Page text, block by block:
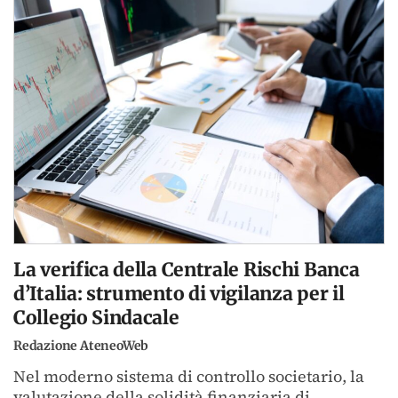
La verifica della Centrale Rischi Banca
d’Italia: strumento di vigilanza per il
Collegio Sindacale
Redazione AteneoWeb
Nel moderno sistema di controllo societario, la